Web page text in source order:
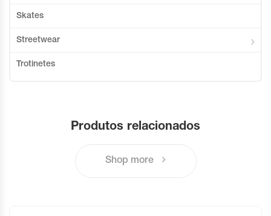
Skates
Streetwear
Trotinetes
Produtos relacionados
Shop more